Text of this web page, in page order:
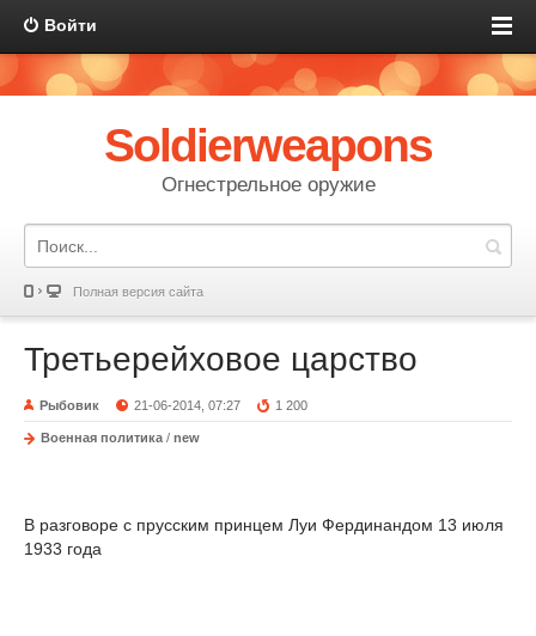
Войти
Soldierweapons
Огнестрельное оружие
Полная версия сайта
Третьерейховое царство
Рыбовик 21-06-2014, 07:27 1 200
Военная политика / new
В разговоре с прусским принцем Луи Фердинандом 13 июля
1933 года